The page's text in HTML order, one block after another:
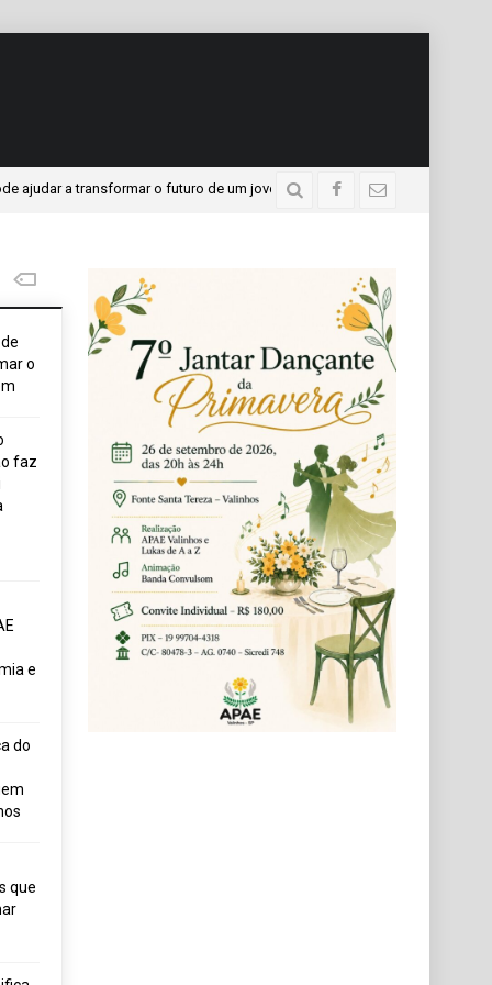
transformar o futuro de um jovem 4 dias atrás APAE presente no
o
faz
e
do
que